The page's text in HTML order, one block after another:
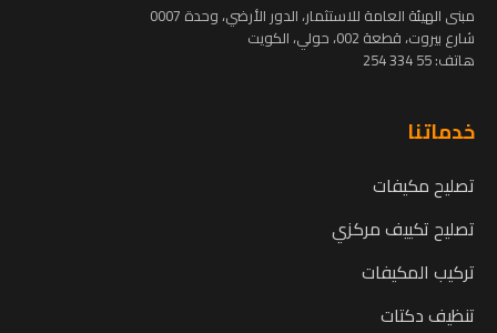
مبنى الهيئة العامة للاستثمار، الدور الأرضي، وحدة 0007
شارع بيروت، قطعة 002، حولي، الكويت
هاتف:55 334 254
خدماتنا
تصليح مكيفات
تصليح تكييف مركزي
تركيب المكيفات
تنظيف دكتات